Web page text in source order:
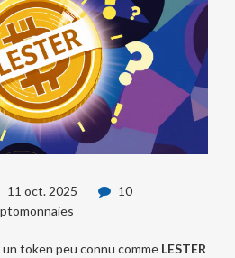
11 oct. 2025
10
token peu connu comme LESTER